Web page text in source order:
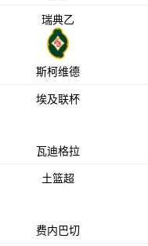
瑞典乙
斯柯维德
埃及联杯
瓦迪格拉
土篮超
费内巴切